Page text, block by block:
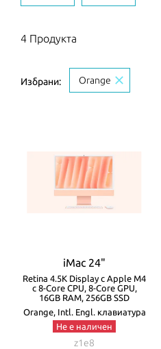
4 Продукта
Избрани: Orange close
iMac 24"
Retina 4.5K Display с Apple M4
с 8-Core CPU, 8-Core GPU,
16GB RAM, 256GB SSD
Orange, Intl. Engl. клавиатура
Не е наличен
z1e8